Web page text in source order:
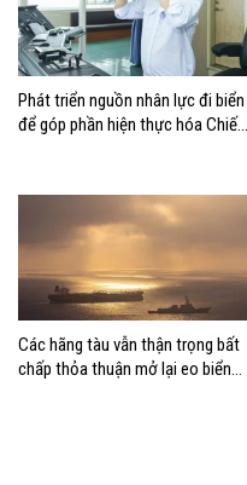
Phát triển nguồn nhân lực đi biển
để góp phần hiện thực hóa Chiến
Các hãng tàu vẫn thận trọng bất
chấp thỏa thuận mở lại eo biển